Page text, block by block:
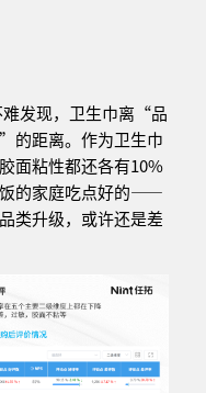
难发现，卫生巾离“品
距离。作为卫生巾
面粘性都还各有10%
的家庭吃点好的——
类升级，或许还是差